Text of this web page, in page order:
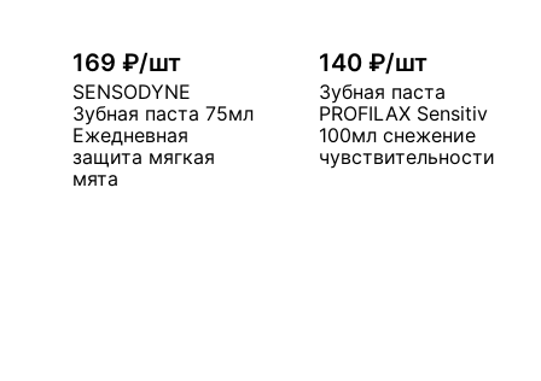
169 ₽/шт
SENSODYNE
Зубная паста 75мл
Ежедневная
защита мягкая
мята
140 ₽/шт
Зубная паста
PROFILAX Sensitiv
100мл снежение
чувствительности